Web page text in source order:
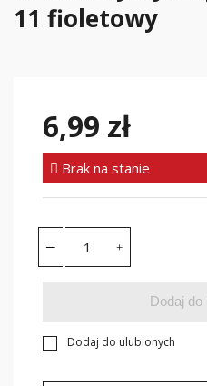
11 fioletowy
6,99 zł
Brak na stanie
Dodaj
Dodaj do ulubionych